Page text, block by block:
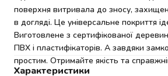
поверхня витривала до зносу,
в догляді. Це універсальне покриття
Виготовлене з сертифікованої
ПВХ і пластифікаторів. А завдяки
простим. Отримайте якість та
Характеристики